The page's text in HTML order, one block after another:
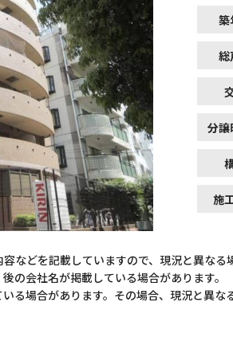
築
総
分譲
施
どを記載していますので、現況と異なる
の会社名が掲載している場合があります。
場合があります。その場合、現況と異な